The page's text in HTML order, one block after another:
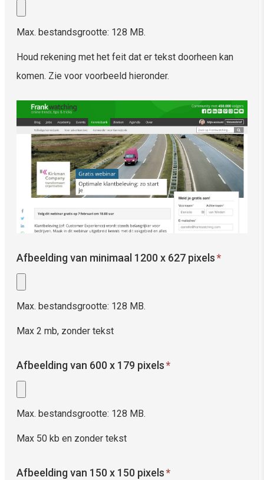
Max. bestandsgrootte: 128 MB.
Houd rekening met het feit dat er tekst doorheen kan
komen. Zie voor voorbeeld hieronder.
Afbeelding van minimaal 1200 x 627 pixels*
Max. bestandsgrootte: 128 MB.
Max 2 mb, zonder tekst
Afbeelding van 600 x 179 pixels*
Max. bestandsgrootte: 128 MB.
Max 50 kb en zonder tekst
Afbeelding van 150 x 150 pixels*